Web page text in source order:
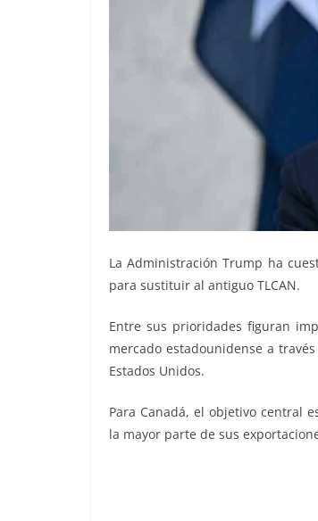
La Administración Trump ha
para sustituir al antiguo TLCAN.
Entre sus prioridades figuran
mercado estadounidense a
Estados Unidos.
Para Canadá, el objetivo central
la mayor parte de sus